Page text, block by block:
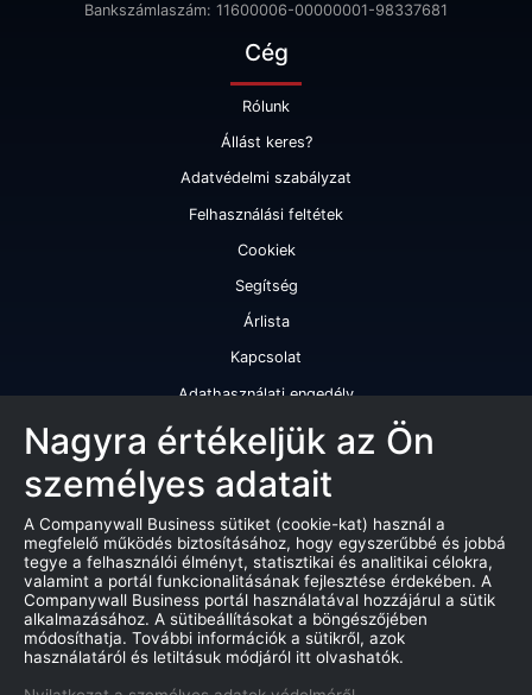
Bankszámlaszám: 11600006-00000001-98337681
Cég
Rólunk
Állást keres?
Adatvédelmi szabályzat
Felhasználási feltétek
Cookiek
Segítség
Árlista
Kapcsolat
Adathasználati engedély
Szolgáltatásaink
Cégminősítés
Cégminősítési riport
Kiváló cégminősítési tanúsítvány
Termékek
Companywall Business - Adattovábbítási szerződés
Nagyra értékeljük az Ön
személyes adatait
A Companywall Business sütiket (cookie-kat) használ a
megfelelő működés biztosításához, hogy egyszerűbbé és jobbá
tegye a felhasználói élményt, statisztikai és analitikai célokra,
valamint a portál funkcionalitásának fejlesztése érdekében. A
Companywall Business portál használatával hozzájárul a sütik
alkalmazásához. A sütibeállításokat a böngészőjében
módosíthatja. További információk a sütikről, azok
használatáról és letiltásuk módjáról itt olvashatók.